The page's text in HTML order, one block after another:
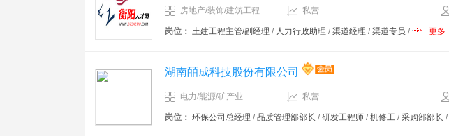
房地产/装饰/建筑工程 私营
岗位： 土建工程主管/副经理 / 人力行政助理 /渠道经理 /渠道专员 / 更多
湖南皕成科技股份有限公司
电力/能源/矿产业 私营
岗位： 环保公司总经理 /品质管理部部长 /研发工程师 /机修工 /采购部部长 /